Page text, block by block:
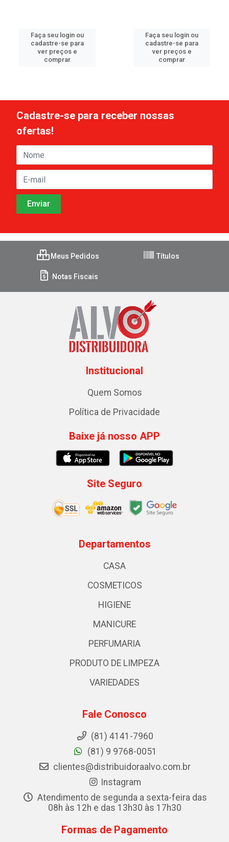
Faça seu login ou
cadastre-se para
ver preços e
comprar
Faça seu login ou
cadastre-se para
ver preços e
comprar
Cadastre-se para receber nossas
ofertas!
Meus Pedidos Títulos
Notas Fiscais
Institucional
Quem Somos
Política de Privacidade
Baixe já nosso APP
Site Seguro
Departamentos
CASA
COSMETICOS
HIGIENE
MANICURE
PERFUMARIA
PRODUTO DE LIMPEZA
VARIEDADES
Fale Conosco
(81) 4141-7960
(81) 9 9768-0051
clientes@distribuidoraalvo.com.br
Instagram
Atendimento de segunda a sexta-feira das
08h às 12h e das 13h30 às 17h30
Formas de Pagamento